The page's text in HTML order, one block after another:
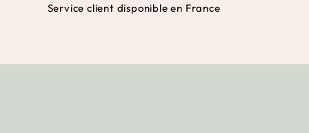
Service client disponible en France